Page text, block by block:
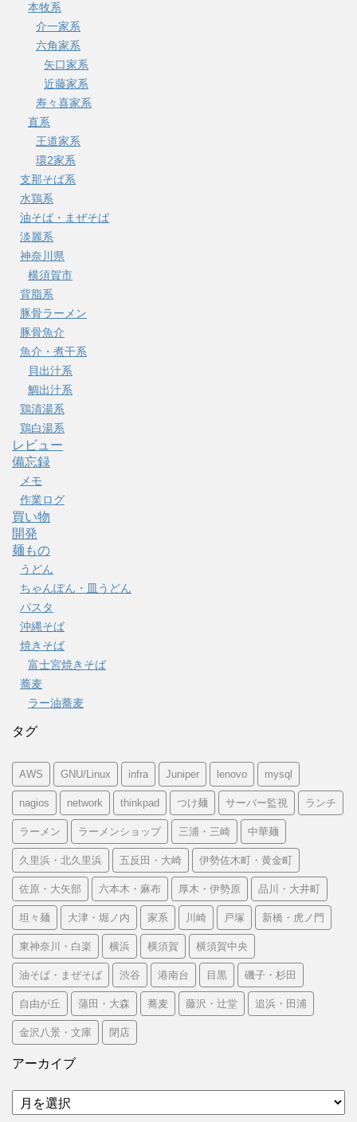
本牧系
介一家系
六角家系
矢口家系
近藤家系
寿々喜家系
直系
王道家系
環2家系
支那そば系
水鶏系
油そば・まぜそば
淡麗系
神奈川県
横須賀市
背脂系
豚骨ラーメン
豚骨魚介
魚介・煮干系
貝出汁系
鯛出汁系
鶏清湯系
鶏白湯系
レビュー
備忘録
メモ
作業ログ
買い物
開発
麺もの
うどん
ちゃんぽん・皿うどん
パスタ
沖縄そば
焼きそば
富士宮焼きそば
蕎麦
ラー油蕎麦
タグ
AWS GNU/Linux infra Juniper lenovo mysql
nagios network thinkpad つけ麺 サーバー監視 ランチ
ラーメン ラーメンショップ 三浦・三崎 中華麺
久里浜・北久里浜 五反田・大崎 伊勢佐木町・黄金町
佐原・大矢部 六本木・麻布 厚木・伊勢原 品川・大井町
坦々麺 大津・堀ノ内 家系 川崎 戸塚 新橋・虎ノ門
東神奈川・白楽 横浜 横須賀 横須賀中央
油そば・まぜそば 渋谷 港南台 目黒 磯子・杉田
自由が丘 蒲田・大森 蕎麦 藤沢・辻堂 追浜・田浦
金沢八景・文庫 閉店
アーカイブ
ア
ー